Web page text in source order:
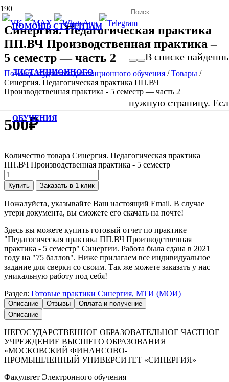
ПОМОЩЬ СТУДЕНТАМ
ДИСТАНЦИОННОГО
ОБУЧЕНИЯ
В списке
нужную страницу.
Синергия. Педагогическая практика
ПП.ВЧ Производственная практика –
5 семестр — часть 2
Помощь студентам дистанционного обучения /Товары /
Синергия. Педагогическая практика ПП.ВЧ
Производственная практика - 5 семестр — часть 2
500₽
Количество товара Синергия. Педагогическая практика
ПП.ВЧ Производственная практика - 5 семестр
Купить Заказать в 1 клик
Пожалуйста, указывайте Ваш настоящий Email. В случае
утери документа, вы сможете его скачать на почте!
Здесь вы можете купить готовый отчет по практике
"Педагогическая практика ПП.ВЧ Производственная
практика - 5 семестр" Синергии. Работа была сдана в 2021
году на "75 баллов". Ниже прилагаем все индивидуальное
задание для сверки со своим. Так же можете заказать у нас
уникальную работу под себя!
Раздел: Готовые практики Синергия, МТИ (МОИ)
Описание Отзывы
Оплата и получение
Описание
НЕГОСУДАРСТВЕННОЕ ОБРАЗОВАТЕЛЬНОЕ ЧАСТНОЕ
УЧРЕЖДЕНИЕ ВЫСШЕГО ОБРАЗОВАНИЯ
«МОСКОВСКИЙ ФИНАНСОВО-
ПРОМЫШЛЕННЫЙ УНИВЕРСИТЕТ «СИНЕРГИЯ»
Факультет Электронного обучения